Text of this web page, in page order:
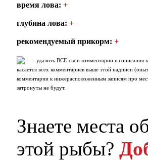
время лова: +
глубина лова: +
рекомендуемый прикорм: +
- удалить ВСЕ свои комментарии из описания
касается всех комментариев выше этой надписи
комментарии к нижерасположенным записям про
затронуты не будут.
Знаете места
этой рыбы?